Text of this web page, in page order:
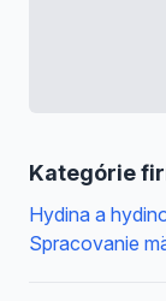
Kategórie
Hydina a
Spracovanie